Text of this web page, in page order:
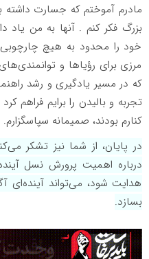
مادرم آموختم که جسارت داشته
بزرگ فکر کنم . آنها به من یاد
خود را محدود به هیچ
مرزی برای رؤیاها و
که در مسیر یادگیری و رشد
تجربه و بالیدن را برایم فراهم
کنارم بودند، صمیمانه سپاسگزارم.
در پایان، از شما نیز تشکر
درباره اهمیت پرورش نسل
هدایت شود، می‌تواند آینده‌ای
بسازد.